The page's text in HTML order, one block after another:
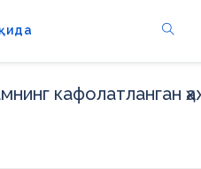
кафолатланган